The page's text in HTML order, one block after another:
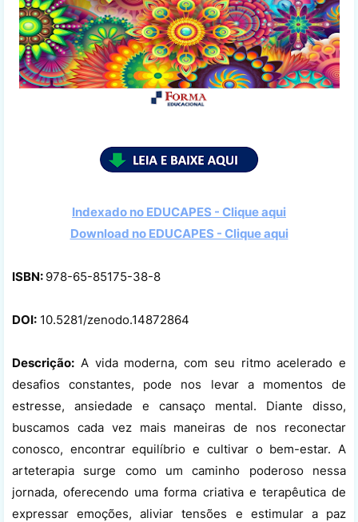
Indexado no EDUCAPES - Clique aqui
Download no EDUCAPES - Clique aqui
ISBN: 978-65-85175-38-8
DOI: 10.5281/zenodo.14872864
Descrição: A vida moderna, com seu ritmo acelerado e
desafios constantes, pode nos levar a momentos de
estresse, ansiedade e cansaço mental. Diante disso,
buscamos cada vez mais maneiras de nos reconectar
conosco, encontrar equilíbrio e cultivar o bem-estar. A
arteterapia surge como um caminho poderoso nessa
jornada, oferecendo uma forma criativa e terapêutica de
expressar emoções, aliviar tensões e estimular a paz